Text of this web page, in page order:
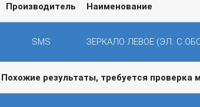
Производитель Наименование
SMS ЗЕРКАЛО ЛЕВОЕ (ЭЛ. С
Похожие результаты, требуется проверка